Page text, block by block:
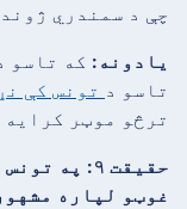
چې د سمندري
یادونه: که تاسو
تاسو د تونس کې
ترڅو موټر
حقیقت ۹:
غوټو لپاره